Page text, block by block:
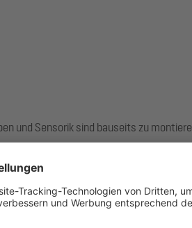
und Sensorik sind bauseits zu